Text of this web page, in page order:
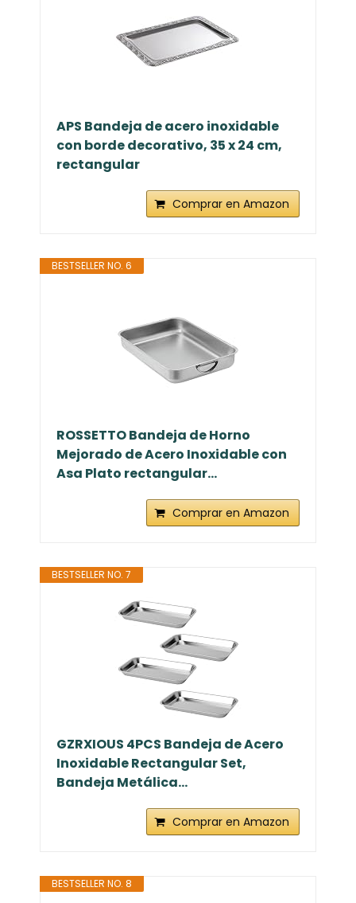
APS Bandeja de acero inoxidable
con borde decorativo, 35 x 24 cm,
rectangular
Comprar en Amazon
BESTSELLER NO. 6
ROSSETTO Bandeja de Horno
Mejorado de Acero Inoxidable con
Asa Plato rectangular...
Comprar en Amazon
BESTSELLER NO. 7
GZRXIOUS 4PCS Bandeja de Acero
Inoxidable Rectangular Set,
Bandeja Metálica...
Comprar en Amazon
BESTSELLER NO. 8